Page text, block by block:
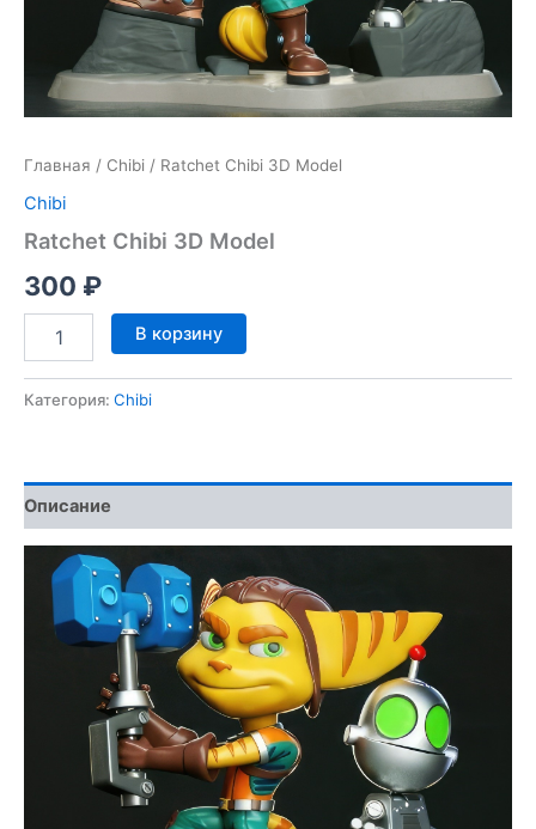
Главная / Chibi / Ratchet Chibi 3D Model
Chibi
Ratchet Chibi 3D Model
300 ₽
Количество
товара
Chibi
В корзину
Категория: Chibi
Описание